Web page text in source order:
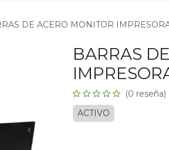
DE ACERO MONITOR
BARRAS
(0 reseña)
ACTIVO